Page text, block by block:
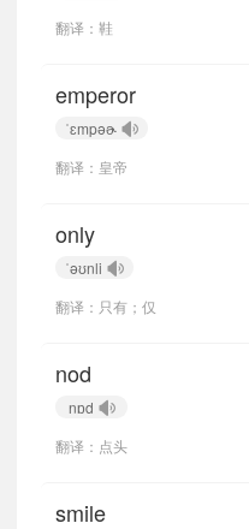
翻译：鞋
emperor
ˈɛmpəɚ
翻译：皇帝
only
ˈəʊnli
翻译：只有；仅
nod
nɒd
翻译：点头
smile